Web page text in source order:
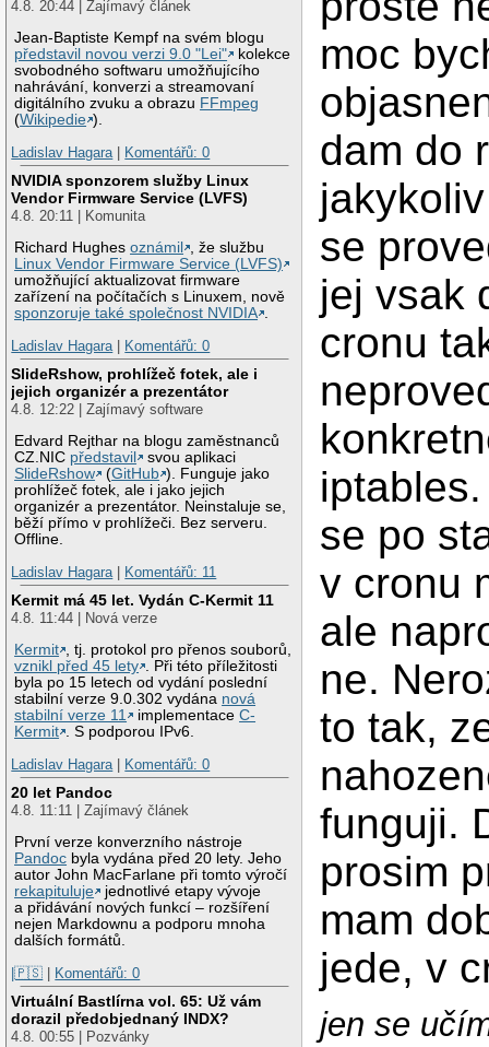
4.8. 20:44 | Zajímavý článek
Jean-Baptiste Kempf na svém blogu
představil novou verzi 9.0 "Lei"
kolekce
svobodného softwaru umožňujícího
nahrávání, konverzi a streamovaní
digitálního zvuku a obrazu FFmpeg
(Wikipedie ).
Ladislav Hagara
Komentářů: 0
NVIDIA sponzorem služby Linux
Vendor Firmware Service (LVFS)
4.8. 20:11 | Komunita
Richard Hughesoznámil
, že službu
Linux Vendor Firmware Service (LVFS)
umožňující aktualizovat firmware
zařízení na počítačích s Linuxem, nově
sponzoruje také společnost NVIDIA .
Ladislav Hagara | Komentářů: 0
SlideRshow, prohlížeč fotek, ale i
jejich organizér a prezentátor
4.8. 12:22 | Zajímavý software
Edvard Rejthar na blogu zaměstnanců
CZ.NIC představil
svou aplikaci
SlideRshow
(GitHub ). Funguje jako
prohlížeč fotek, ale i jako jejich
organizér a prezentátor. Neinstaluje se,
běží přímo v prohlížeči. Bez serveru.
Offline.
Ladislav Hagara | Komentářů: 11
Kermit má 45 let. Vydán C-Kermit 11
4.8. 11:44 | Nová verze
Kermit , tj. protokol pro přenos souborů,
vznikl před 45 lety . Při této příležitosti
byla po 15 letech od vydání poslední
stabilní verze 9.0.302 vydána nová
stabilní verze 11
implementaceC-
Kermit . S podporou IPv6.
Ladislav Hagara | Komentářů: 0
20 let Pandoc
4.8. 11:11 | Zajímavý článek
První verze konverzního nástroje
Pandoc byla vydána před 20 lety. Jeho
autor John MacFarlane při tomto výročí
rekapituluje
jednotlivé etapy vývoje
a přidávání nových funkcí – rozšíření
nejen Markdownu a podporu mnoha
dalších formátů.
|🇵🇸 | Komentářů: 0
Virtuální Bastlírna vol. 65: Už vám
dorazil předobjednaný INDX?
4.8. 00:55 | Pozvánky
moc
dam do
se
jej vsak
cronu
se po
v cronu
ale
ne.
to tak,
funguji.
prosim
mam
jede, v
jen se